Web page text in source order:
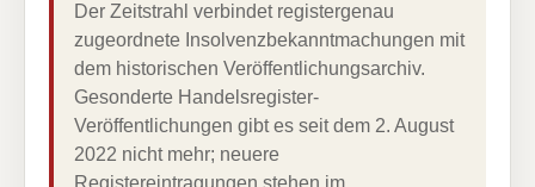
Der Zeitstrahl verbindet registergenau
zugeordnete Insolvenzbekanntmachungen mit
dem historischen Veröffentlichungsarchiv.
Gesonderte Handelsregister-
Veröffentlichungen gibt es seit dem 2. August
2022 nicht mehr; neuere
Registereintragungen stehen im